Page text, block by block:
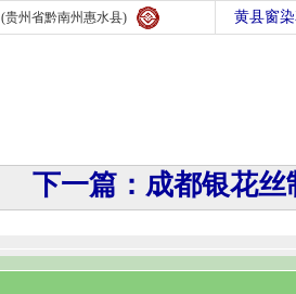
(贵州省黔南州惠水县) 黄县窗
下一篇：成都银花丝